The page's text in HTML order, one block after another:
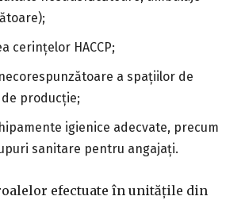
cerinţelor HACCP;
a spaţiilor de
producţie;
igienice adecvate, precum
sanitare pentru angajaţi.
efectuate în unităţile din